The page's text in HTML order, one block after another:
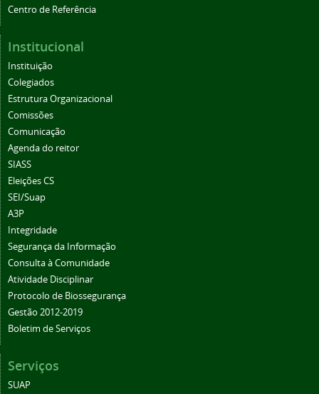
Centro de Referência
Institucional
Instituição
Colegiados
Estrutura Organizacional
Comissões
Comunicação
Agenda do reitor
SIASS
Eleições CS
SEI/Suap
A3P
Integridade
Segurança da Informação
Consulta à Comunidade
Atividade Disciplinar
Protocolo de Biossegurança
Gestão 2012-2019
Boletim de Serviços
Serviços
SUAP